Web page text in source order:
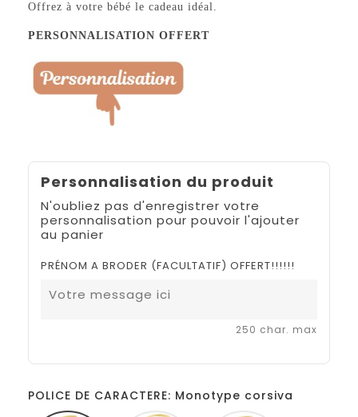
Offrez à votre bébé le cadeau idéal.
PERSONNALISATION OFFERT
Personnalisation du produit
N'oubliez pas d'enregistrer votre
personnalisation pour pouvoir l'ajouter
au panier
PRÉNOM A BRODER (FACULTATIF) OFFERT!!!!!!
250 char. max
POLICE DE CARACTERE: Monotype corsiva